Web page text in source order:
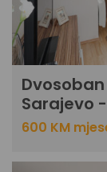
Sarajevo
600 KM